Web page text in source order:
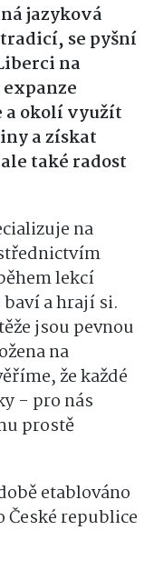
jazyková
se pyšní
na
expanze
a okolí využít
a získat
také radost
na
lekcí
a hrají si.
jsou pevnou
na
že každé
- pro nás
prostě
etablováno
České republice